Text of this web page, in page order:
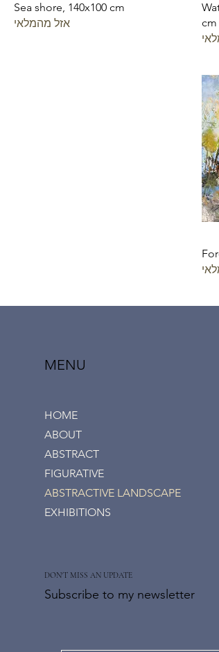
cm
Sea shore, 140x100 cm
אזל מהמלאי
MENU
HOME
ABOUT
ABSTRACT
FIGURATIVE
ABSTRACTIVE LANDSCAPE
EXHIBITIONS
DON'T MISS AN UPDATE
Subscribe to my newsletter